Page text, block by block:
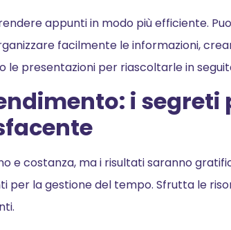
appunti in modo più efficiente.
facilmente le informazioni,
le presentazioni per riascoltarle in
i segreti
e costanza, ma i risultati saranno
per la gestione del tempo. Sfrutta le